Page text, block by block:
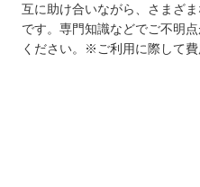
互に助け合いながら、さまざ
です。専門知識などでご不明
ください。※ご利用に際して費